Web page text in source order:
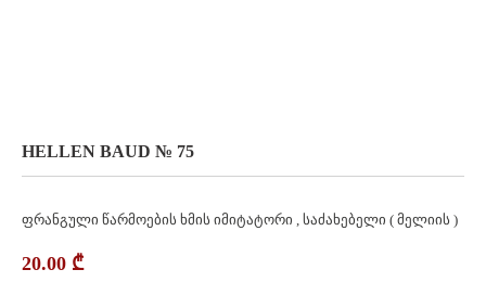
HELLEN BAUD № 75
ფრანგული წარმოების ხმის იმიტატორი , საძახებელი ( მელიის )
20.00 ₾